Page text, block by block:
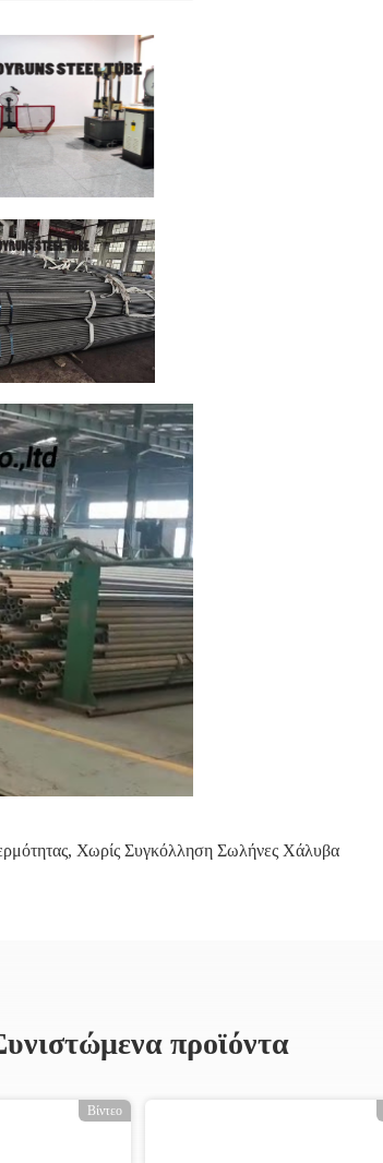
, Χωρίς Συγκόλληση Σωλήνες Χάλυβα
προϊόντα
Βίντεο